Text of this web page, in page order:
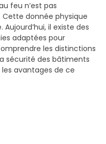
feu n’est pas
donnée physique
il existe des
adaptées pour
les distinctions
sécurité des bâtiments
avantages de ce